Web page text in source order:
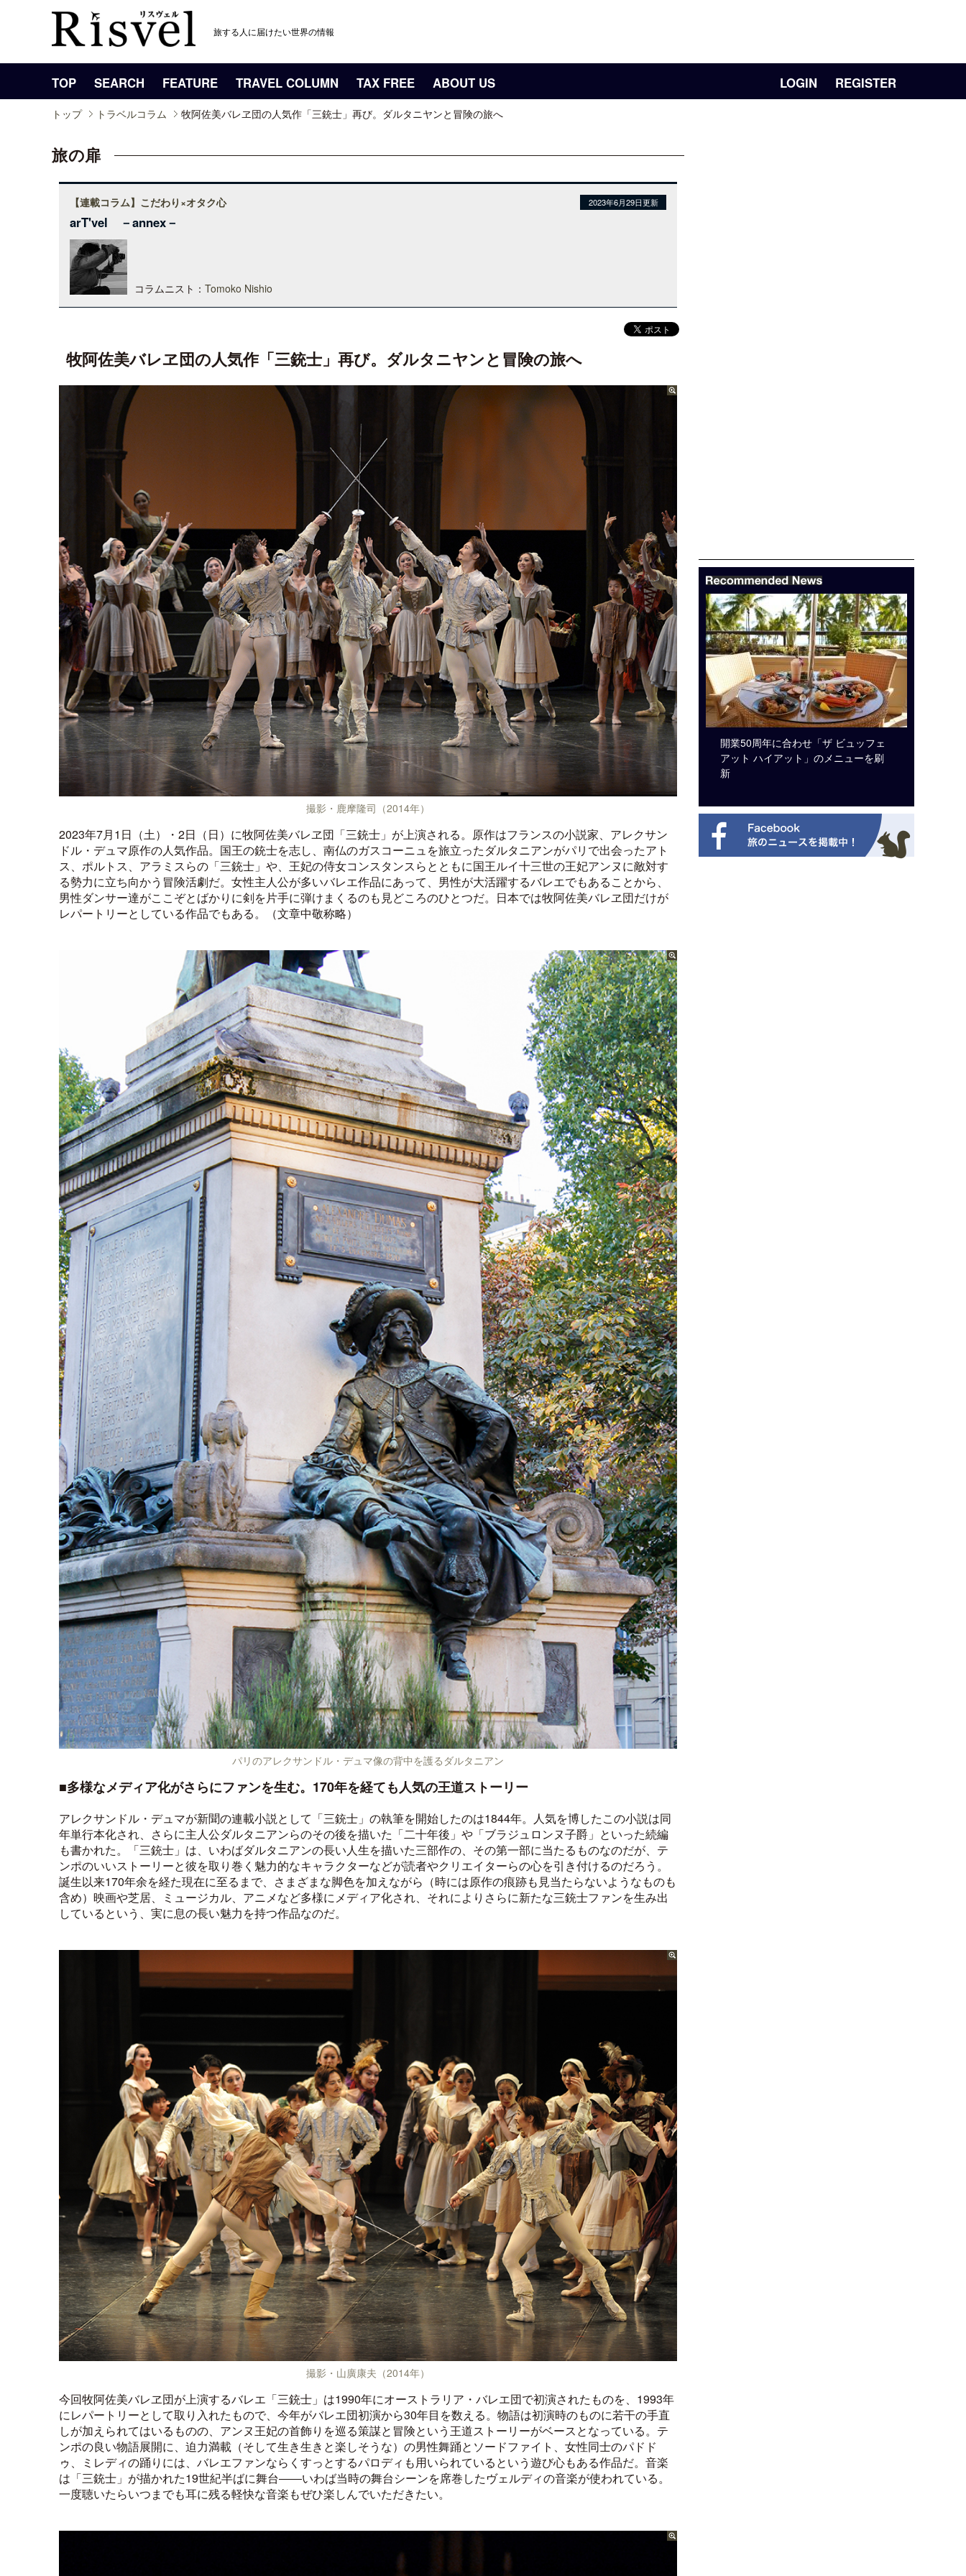
旅する人に届けたい世界の情報
TOP SEARCH FEATURE TRAVEL COLUMN TAX FREE ABOUT US LOGIN REGISTER
トップ トラベルコラム 牧阿佐美バレヱ団の人気作「三銃士」再び。ダルタニヤンと冒険の旅へ
旅の扉
【連載コラム】こだわり×オタク心 2023年6月29日更新
arT'vel －annex－
コラムニスト： Tomoko Nishio
牧阿佐美バレヱ団の人気作「三銃士」再び。ダルタニヤンと冒険の旅へ
撮影・鹿摩隆司（2014年）
2023年7月1日（土）・2日（日）に牧阿佐美バレヱ団「三銃士」が上演される。原作はフランスの小説家、アレクサン
ドル・デュマ原作の人気作品。国王の銃士を志し、南仏のガスコーニュを旅立ったダルタニアンがパリで出会ったアト
ス、ポルトス、アラミスらの「三銃士」や、王妃の侍女コンスタンスらとともに国王ルイ十三世の王妃アンヌに敵対す
る勢力に立ち向かう冒険活劇だ。女性主人公が多いバレエ作品にあって、男性が大活躍するバレエでもあることから、
男性ダンサー達がここぞとばかりに剣を片手に弾けまくるのも見どころのひとつだ。日本では牧阿佐美バレヱ団だけが
レパートリーとしている作品でもある。（文章中敬称略）
パリのアレクサンドル・デュマ像の背中を護るダルタニアン
■多様なメディア化がさらにファンを生む。170年を経ても人気の王道ストーリー
アレクサンドル・デュマが新聞の連載小説として「三銃士」の執筆を開始したのは1844年。人気を博したこの小説は同
年単行本化され、さらに主人公ダルタニアンらのその後を描いた「二十年後」や「ブラジュロンヌ子爵」といった続編
も書かれた。「三銃士」は、いわばダルタニアンの長い人生を描いた三部作の、その第一部に当たるものなのだが、テ
ンポのいいストーリーと彼を取り巻く魅力的なキャラクターなどが読者やクリエイターらの心を引き付けるのだろう。
誕生以来170年余を経た現在に至るまで、さまざまな脚色を加えながら（時には原作の痕跡も見当たらないようなものも
含め）映画や芝居、ミュージカル、アニメなど多様にメディア化され、それによりさらに新たな三銃士ファンを生み出
しているという、実に息の長い魅力を持つ作品なのだ。
撮影・山廣康夫（2014年）
今回牧阿佐美バレヱ団が上演するバレエ「三銃士」は1990年にオーストラリア・バレエ団で初演されたものを、1993年
にレパートリーとして取り入れたもので、今年がバレエ団初演から30年目を数える。物語は初演時のものに若干の手直
しが加えられてはいるものの、アンヌ王妃の首飾りを巡る策謀と冒険という王道ストーリーがベースとなっている。テ
ンポの良い物語展開に、迫力満載（そして生き生きと楽しそうな）の男性舞踊とソードファイト、女性同士のパドド
ゥ、ミレディの踊りには、バレエファンならくすっとするパロディも用いられているという遊び心もある作品だ。音楽
は「三銃士」が描かれた19世紀半ばに舞台――いわば当時の舞台シーンを席巻したヴェルディの音楽が使われている。
一度聴いたらいつまでも耳に残る軽快な音楽もぜひ楽しんでいただきたい。
ロサンゼルス観光局、ウォルト・ディ
ズニーゆかりのスポット10選を紹介
クアロア・ランチ、新予約システム導
入のお知らせ
開業50周年に合わせ「ザ ビュッフェ
アット ハイアット」のメニューを刷
新